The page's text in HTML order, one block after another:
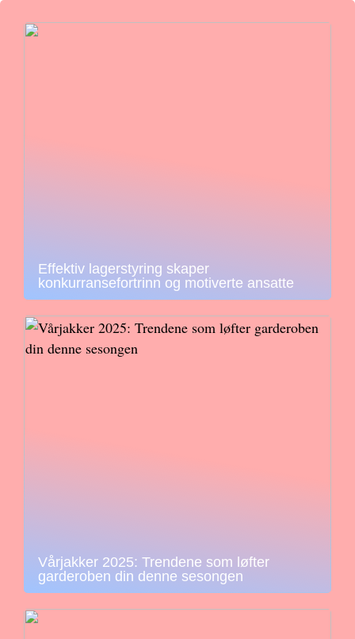
Effektiv lagerstyring skaper
konkurransefortrinn og motiverte ansatte
Vårjakker 2025: Trendene som løfter
garderoben din denne sesongen